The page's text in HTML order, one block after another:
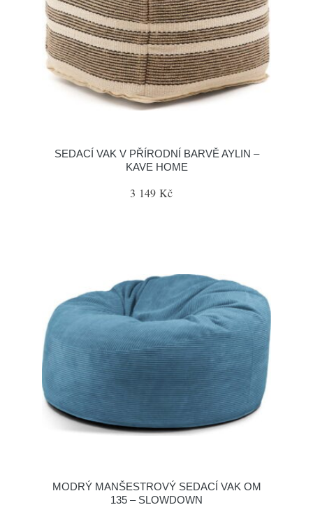
SEDACÍ VAK V PŘÍRODNÍ BARVĚ AYLIN –
KAVE HOME
3 149 Kč
MODRÝ MANŠESTROVÝ SEDACÍ VAK OM
135 – SLOWDOWN